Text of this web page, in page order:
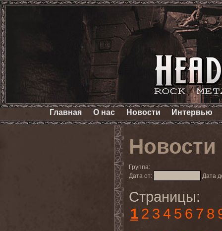
Главная О нас Новости Интервью
Новости
Группа:
Дата от:
Дата
Страницы:
1 2 3 4 5 6 7 8